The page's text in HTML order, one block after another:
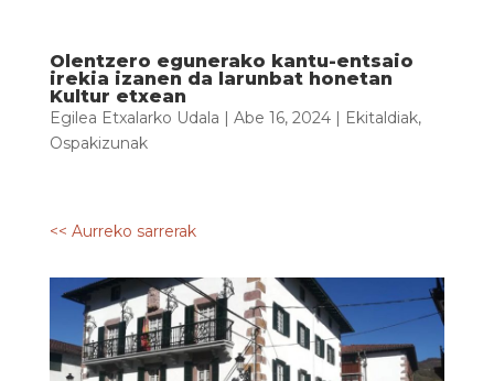
Olentzero egunerako kantu-entsaio
irekia izanen da larunbat honetan
Kultur etxean
Egilea Etxalarko Udala | Abe 16, 2024| Ekitaldiak,
Ospakizunak
<< Aurreko sarrerak